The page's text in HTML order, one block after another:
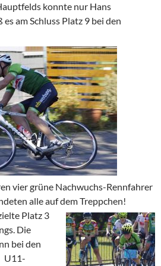
konnte nur Hans
am Schluss Platz 9 bei den
vier grüne Nachwuchs-Rennfahrer
alle auf dem Treppchen!
Platz 3
Die
bei den
U11-